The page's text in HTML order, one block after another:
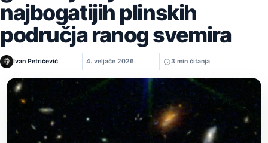
najbogatijih plinskih
područja ranog svemira
Ivan Petričević 4. veljače 2026. 3 min čitanja